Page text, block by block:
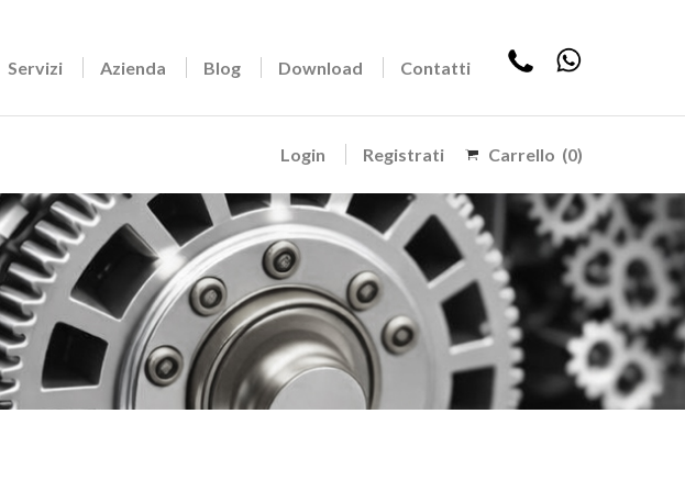
Servizi Azienda Blog Download Contatti
Login Registrati Carrello (0)